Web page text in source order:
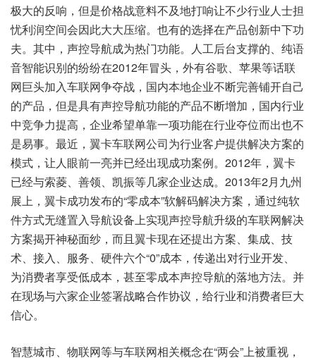
极大的反响，但是价格战意料不及地打响让不少行业人士担
忧利润空间会因此大大压缩。也有的选择在产品创新中下功
夫。其中，声控导航成为热门功能。人工后台支撑的、纯语
音智能识别的纷纷在2012年冒头，外有谷歌、苹果等话联
网巨头加入车联网争夺战，国内本地企业不断完善铺开自己
的产品，但是具有声控导航功能的产品不断增加，国内行业
中竞争力提高，企业希望单靠一项功能在行业夺位而出也不
是易事。最近，翼卡车联网公司为行业客户提供解决方案的
模式，让人眼前一亮并已经出现成功案例。2012年，翼卡
已经与索菱、善领、凯振等几家企业达成。2013年2月九州
展上，翼卡成功发布的“零成本”软解码解决方案，通过纯软
件方式无缝置入导航设备上实现声控导航升级的车联网解决
方案揭开神秘面纱，而且翼卡现在还提出方案、集成、技
术、接入、服务、硬件六个“0”成本，传递出对行业开发、
为消费者享受低成本，甚至零成本声控导航的落地方法。并
在现场与六家企业签署战略合作协议，给行业和消费者巨大
信心。
智慧城市、物联网等与车联网相关概念在“两会”上被重视，